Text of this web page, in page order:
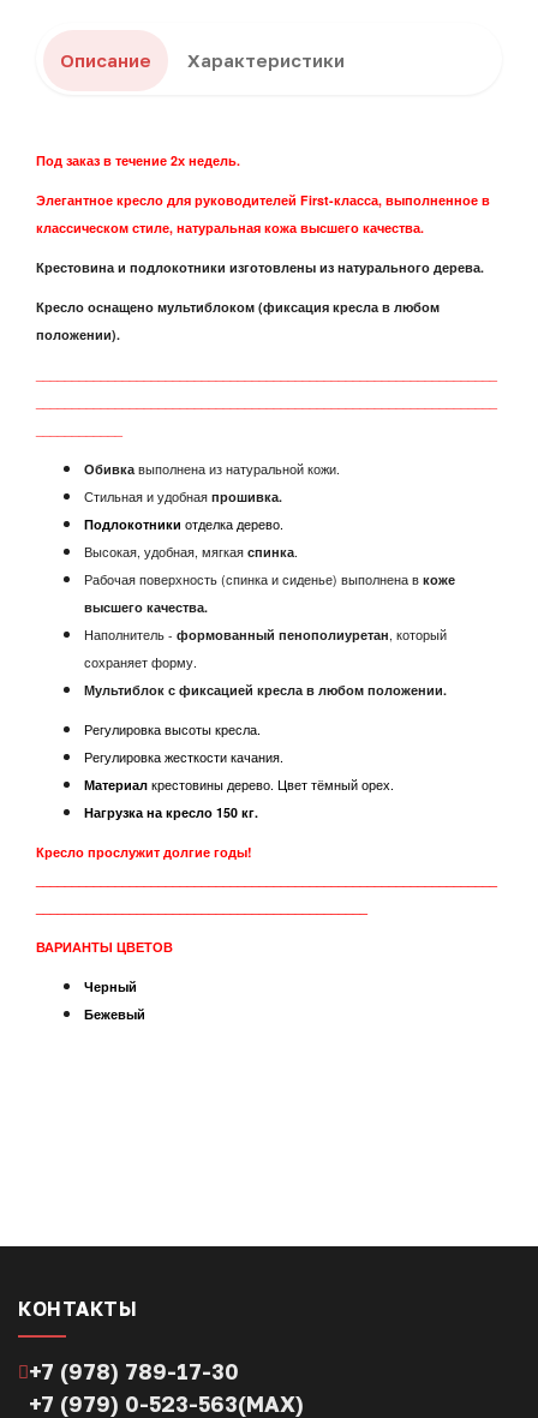
Описание Характеристики
Под заказ в течение 2х недель.
Элегантное кресло для руководителей First-класса, выполненное в
классическом стиле, натуральная кожа высшего качества.
Крестовина и подлокотники изготовлены из натурального дерева.
Кресло оснащено мультиблоком (фиксация кресла в любом
положении).
Обивкавыполнена из натуральной кожи.
Стильная и удобная прошивка.
Подлокотники отделка дерево.
Высокая, удобная, мягкая спинка.
Рабочая поверхность (спинка и сиденье) выполнена в коже
высшего качества.
Наполнитель - формованный пенополиуретан, который
сохраняет форму.
Мультиблок с фиксацией кресла в любом положении.
Регулировка высоты кресла.
Регулировка жесткости качания.
Материал крестовины дерево. Цвет тёмный орех.
Нагрузка на кресло 150 кг.
Кресло прослужит долгие годы!
ВАРИАНТЫ ЦВЕТОВ
Черный
Бежевый
КОНТАКТЫ
+7 (978) 789-17-30
+7 (979) 0-523-563(MAX)